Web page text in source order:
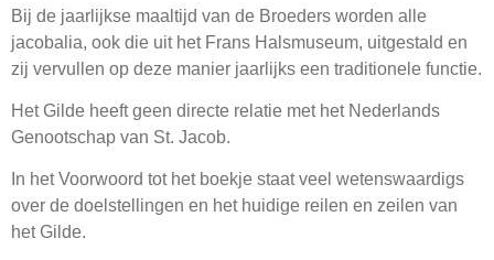
Bij de jaarlijkse maaltijd van de Broeders worden alle
jacobalia, ook die uit het Frans Halsmuseum, uitgestald en
zij vervullen op deze manier jaarlijks een traditionele functie.
Het Gilde heeft geen directe relatie met het Nederlands
Genootschap van St. Jacob.
In het Voorwoord tot het boekje staat veel wetenswaardigs
over de doelstellingen en het huidige reilen en zeilen van
het Gilde.